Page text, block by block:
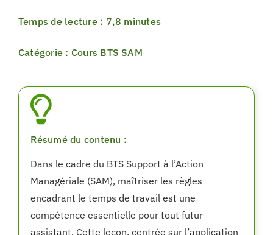
Temps de lecture : 7,8 minutes
Catégorie : Cours BTS SAM
Résumé du contenu :
Dans le cadre du BTS Support à l’Action
Managériale (SAM), maîtriser les règles
encadrant le temps de travail est une
compétence essentielle pour tout futur
assistant. Cette leçon, centrée sur l’application